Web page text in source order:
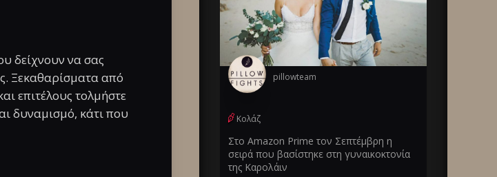
δείχνουν να σας
Ξεκαθαρίσματα από
επιτέλους τολμήστε
δυναμισμό, κάτι που
pillowteam
Κολάζ
Στο Amazon Prime τον Σεπτέμβρη η
σειρά που βασίστηκε στη γυναικοκτονία
της Καρολάιν